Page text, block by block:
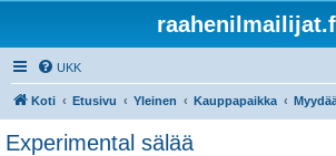
UKK
Koti Etusivu Yleinen Kauppapaikka
Experimental sälää